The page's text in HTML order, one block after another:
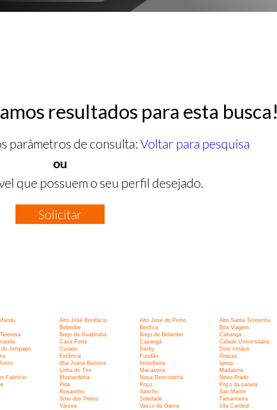
resultados para esta busca!
parâmetros de consulta: Voltar para pesquisa
ou
que possuem o seu perfil desejado.
Solicitar
Alto José Bonifácio Alto José do Pinho Alto Santa Teresinha
Beberibe Benfica Boa Viagem
Brejo da Guabiraba Brejo de Beberibe Cabanga
Casa Forte Caxangá Cidade Universitária
Jenipapo Curado Derby Dois Irmãos
Estância Fundão Graças
Ilha Joana Bezerra Imbiribeira Ipsep
Linha do Tiro Macaxeira Madalena
Fabrício Mustardinha Nova Descoberta Novo Prado
Pina Poço Poço da panela
Rosarinho Sancho San Martin
Sítio dos Pintos Soledade Tamarineira
Várzea Vasco da Gama Vila Cardeal